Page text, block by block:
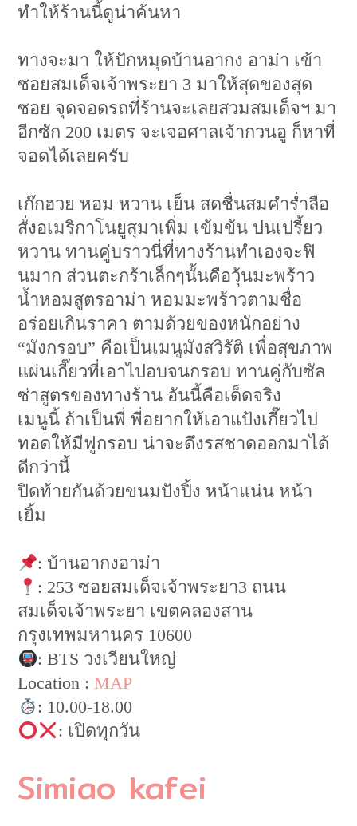
ทำให้ร้านนี้ดูน่าค้นหา
ทางจะมา ให้ปักหมุดบ้านอากง อาม่า เข้า
ซอยสมเด็จเจ้าพระยา 3 มาให้สุดของสุด
ซอย จุดจอดรถที่ร้านจะเลยสวมสมเด็จฯ มา
อีกซัก 200 เมตร จะเจอศาลเจ้ากวนอู ก็หาที่
จอดได้เลยครับ
เก๊กฮวย หอม หวาน เย็น สดชื่นสมคำร่ำลือ
สั่งอเมริกาโนยูสุมาเพิ่ม เข้มข้น ปนเปรี้ยว
หวาน ทานคู่บราวนี่ที่ทางร้านทำเองจะฟิ
นมาก ส่วนตะกร้าเล็กๆนั้นคือวุ้นมะพร้าว
น้ำหอมสูตรอาม่า หอมมะพร้าวตามชื่อ
อร่อยเกินราคา ตามด้วยของหนักอย่าง
“มังกรอบ” คือเป็นเมนูมังสวิรัติ เพื่อสุขภาพ
แผ่นเกี๊ยวที่เอาไปอบจนกรอบ ทานคู่กับซัล
ซ่าสูตรของทางร้าน อันนี้คือเด็ดจริง
เมนูนี้ ถ้าเป็นพี่ พี่อยากให้เอาแป้งเกี๊ยวไป
ทอดให้มีฟูกรอบ น่าจะดึงรสชาดออกมาได้
ดีกว่านี้
ปิดท้ายกันด้วยขนมปังปิ้ง หน้าแน่น หน้า
เยิ้ม
: บ้านอากงอาม่า
: 253 ซอยสมเด็จเจ้าพระยา3 ถนน
สมเด็จเจ้าพระยา เขตคลองสาน
กรุงเทพมหานคร 10600
: BTS วงเวียนใหญ่
Location :MAP
: 10.00-18.00
: เปิดทุกวัน
Simiao kafei